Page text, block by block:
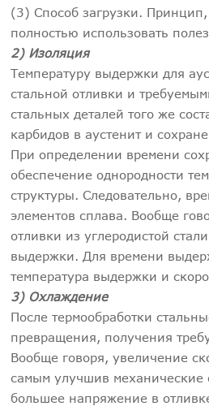
(3) Способ загрузки.
полностью использовать
2) Изоляция
Температуру выдержки для
стальной отливки и
стальных деталей того же
карбидов в аустенит и
При определении времени
обеспечение однородности
структуры. Следовательно,
элементов сплава. Вообще
отливки из углеродистой
выдержки. Для времени
температура выдержки и
3) Охлаждение
После термообработки
превращения, получения
Вообще говоря, увеличение
самым улучшив механические
большее напряжение в